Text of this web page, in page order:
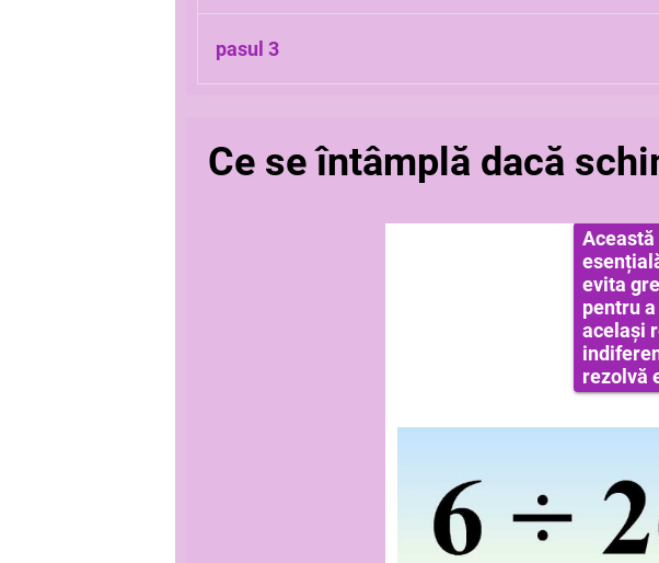
Apoi se efectuează înmulțirile și împărțirile, în
pasul 3
Ce se întâmplă dacă
evita
pentru
același
rezolvă